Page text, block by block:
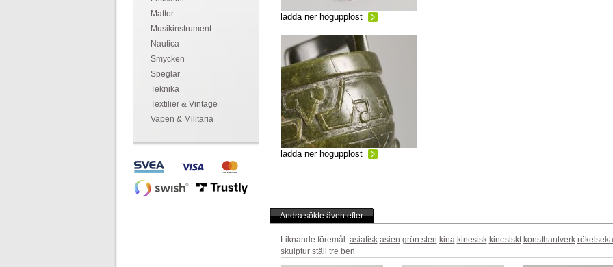
Mattor
Musikinstrument
Nautica
Smycken
Speglar
Teknika
Textilier & Vintage
Vapen & Militaria
ladda ner högupplöst
ladda ner högupplöst
Andra sökte även efter
Liknande föremål: asiatisk asien grön sten kina kinesisk kinesiskt konsthantverk
skulptur ställ tre ben